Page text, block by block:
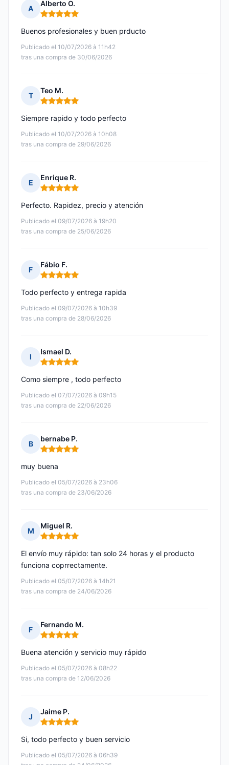
A
Alberto O.
Nota: 5 de 5
Publicado el 10/07/2026 à 11h42
tras una compra de 30/06/2026
Buenos profesionales y buen prducto
T
Teo M.
Nota: 5 de 5
Publicado el 10/07/2026 à 10h08
tras una compra de 29/06/2026
Siempre rapido y todo perfecto
E
Enrique R.
Nota: 5 de 5
Publicado el 09/07/2026 à 19h20
tras una compra de 25/06/2026
Perfecto. Rapidez, precio y atención
F
Fábio F.
Nota: 5 de 5
Publicado el 09/07/2026 à 10h39
tras una compra de 28/06/2026
Todo perfecto y entrega rapida
I
Ismael D.
Nota: 5 de 5
Publicado el 07/07/2026 à 09h15
tras una compra de 22/06/2026
Como siempre , todo perfecto
B
bernabe P.
Nota: 5 de 5
Publicado el 05/07/2026 à 23h06
tras una compra de 23/06/2026
muy buena
M
Miguel R.
Nota: 5 de 5
Publicado el 05/07/2026 à 14h21
tras una compra de 24/06/2026
El envío muy rápido: tan solo 24 horas y el producto
funciona coprrectamente.
F
Fernando M.
Nota: 5 de 5
Publicado el 05/07/2026 à 08h22
tras una compra de 12/06/2026
Buena atención y servicio muy rápido
J
Jaime P.
Nota: 5 de 5
Publicado el 05/07/2026 à 06h39
Si, todo perfecto y buen servicio